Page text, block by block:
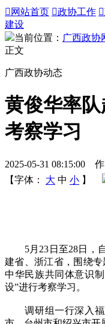
 网站首页 政协工作 
建设
当前位置： 广西政协
正文
广西政协动态
黄俊华率
考察学习
2025-05-31 08:15:00
【字体：
大 中 小 】
5月23日至28日，
建省、浙江省，围绕
中华民族共同体意识
设”进行考察学习。
调研组一行深入福